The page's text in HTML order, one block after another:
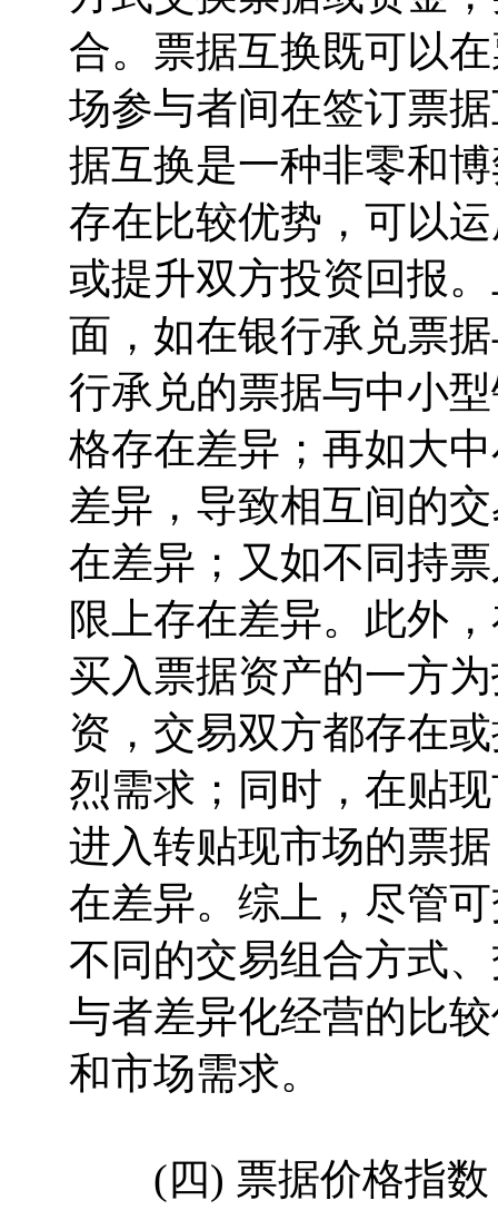
合。票据互换既可以
场参与者间在签订票
据互换是一种非零和
存在比较优势，可以
或提升双方投资回报
面，如在银行承兑票
行承兑的票据与中小
格存在差异；再如大
差异，导致相互间的
在差异；又如不同持
限上存在差异。此外
买入票据资产的一方
资，交易双方都存在
烈需求；同时，在贴
进入转贴现市场的票
在差异。综上，尽管
不同的交易组合方式
与者差异化经营的比
和市场需求。
(四) 票据价格指数